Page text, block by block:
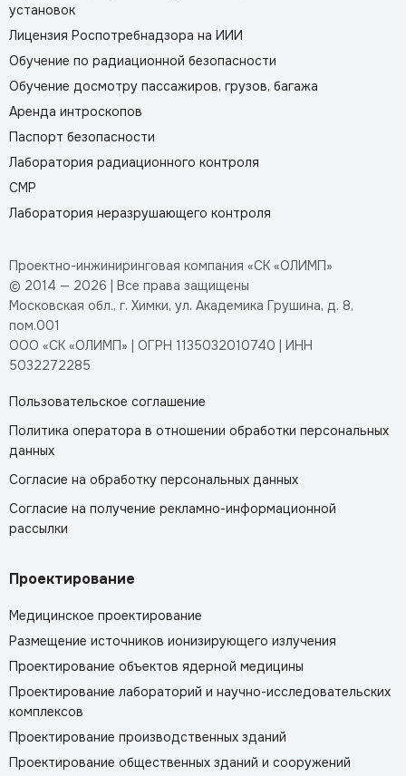
установок
Лицензия Роспотребнадзора на ИИИ
Обучение по радиационной безопасности
Обучение досмотру пассажиров, грузов, багажа
Аренда интроскопов
Паспорт безопасности
Лаборатория радиационного контроля
СМР
Лаборатория неразрушающего контроля
Проектно-инжиниринговая компания «СК «ОЛИМП»
© 2014 — 2026 | Все права защищены
Московская обл., г. Химки, ул. Академика Грушина, д. 8,
пом.001
ООО «СК «ОЛИМП» | ОГРН 1135032010740 | ИНН
5032272285
Пользовательское соглашение
Политика оператора в отношении обработки персональных
данных
Согласие на обработку персональных данных
Согласие на получение рекламно-информационной
рассылки
Проектирование
Медицинское проектирование
Размещение источников ионизирующего излучения
Проектирование объектов ядерной медицины
Проектирование лабораторий и научно-исследовательских
комплексов
Проектирование производственных зданий
Проектирование общественных зданий и сооружений